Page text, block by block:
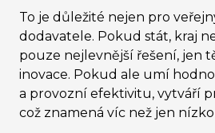
To je důležité nejen pro
dodavatele. Pokud stát, kraj
pouze nejlevnější řešení, jen
inovace. Pokud ale umí
a provozní efektivitu, vytváří
což znamená víc než jen